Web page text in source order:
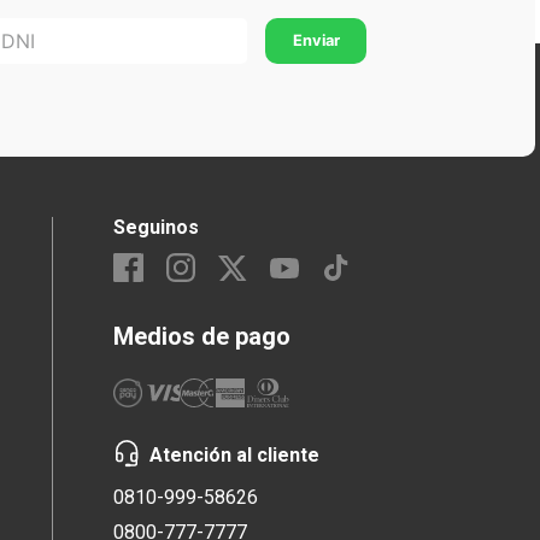
Seguinos
Medios de pago
Atención al cliente
0810-999-58626
0800-777-7777